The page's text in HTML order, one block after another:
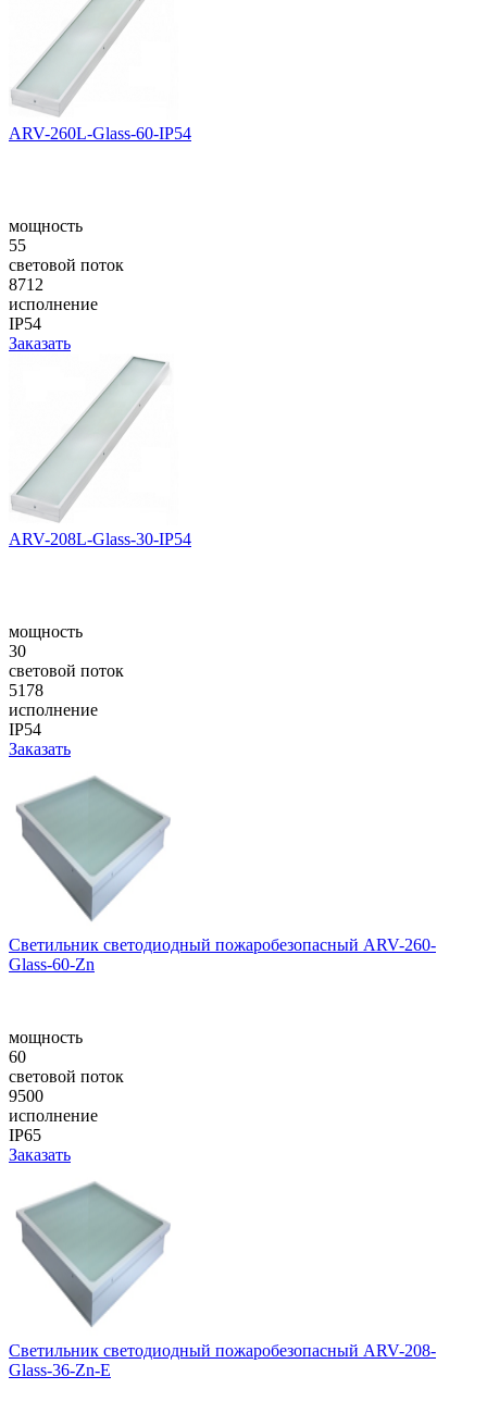
ARV-260L-Glass-60-IP54
мощность
55
световой поток
8712
исполнение
IP54
Заказать
ARV-208L-Glass-30-IP54
мощность
30
световой поток
5178
исполнение
IP54
Заказать
Светильник светодиодный пожаробезопасный ARV-260-
Glass-60-Zn
мощность
60
световой поток
9500
исполнение
IP65
Заказать
Светильник светодиодный пожаробезопасный ARV-208-
Glass-36-Zn-E